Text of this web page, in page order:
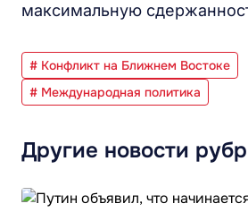
максимальную
# Конфликт на Ближнем Востоке
# Международная политика
Другие новости